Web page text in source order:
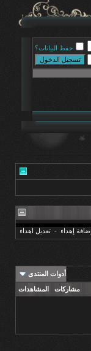
حفظ البيانات؟
إضافة إهداء - تعديل اهداء
أدوات المنتدى
مشاركات المشاهدات